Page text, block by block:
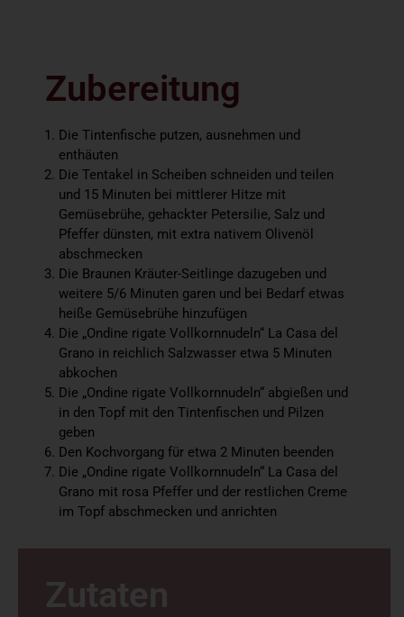
Zubereitung
Die Tintenfische putzen, ausnehmen und
enthäuten
Die Tentakel in Scheiben schneiden und teilen
und 15 Minuten bei mittlerer Hitze mit
Gemüsebrühe, gehackter Petersilie, Salz und
Pfeffer dünsten, mit extra nativem Olivenöl
abschmecken
Die Braunen Kräuter-Seitlinge dazugeben und
weitere 5/6 Minuten garen und bei Bedarf etwas
heiße Gemüsebrühe hinzufügen
Die „Ondine rigate Vollkornnudeln“ La Casa del
Grano in reichlich Salzwasser etwa 5 Minuten
abkochen
Die „Ondine rigate Vollkornnudeln“ abgießen und
in den Topf mit den Tintenfischen und Pilzen
geben
Den Kochvorgang für etwa 2 Minuten beenden
Die „Ondine rigate Vollkornnudeln“ La Casa del
Grano mit rosa Pfeffer und der restlichen Creme
im Topf abschmecken und anrichten
Zutaten